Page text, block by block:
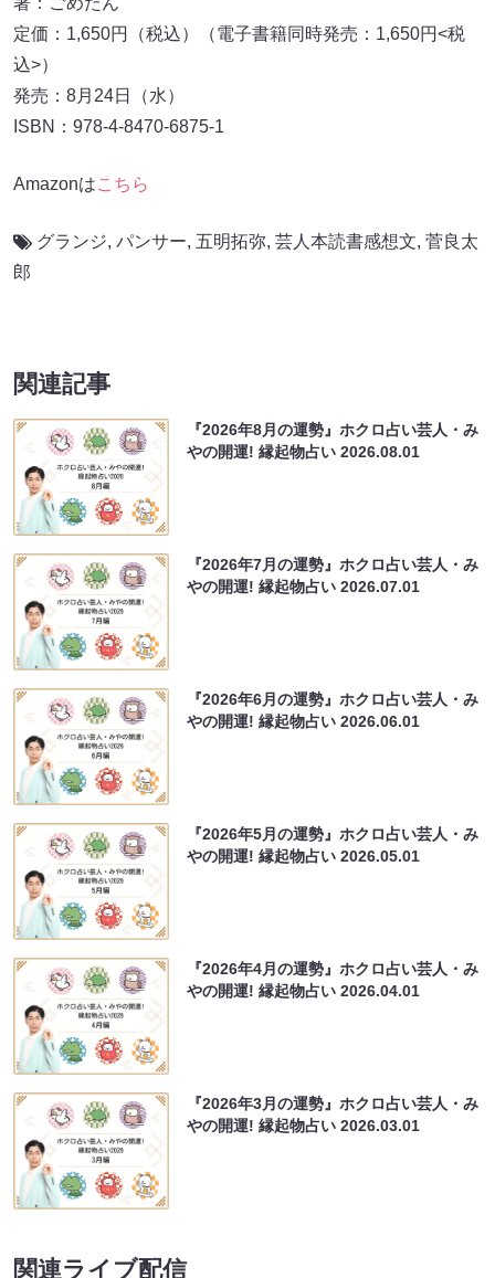
定価：1,650円（税込）（電⼦書籍同時発売：1,650円<税
込>）
発売：8⽉24⽇（水）
ISBN：978-4-8470-6875-1
Amazonはこちら
グランジ, パンサー, 五明拓弥, 芸人本読書感想文, 菅良太
郎
関連記事
『2026年8月の運勢』ホクロ占い芸人・み
やの開運! 縁起物占い2026.08.01
『2026年7月の運勢』ホクロ占い芸人・み
やの開運! 縁起物占い2026.07.01
『2026年6月の運勢』ホクロ占い芸人・み
やの開運! 縁起物占い2026.06.01
『2026年5月の運勢』ホクロ占い芸人・み
やの開運! 縁起物占い2026.05.01
『2026年4月の運勢』ホクロ占い芸人・み
やの開運! 縁起物占い2026.04.01
『2026年3月の運勢』ホクロ占い芸人・み
やの開運! 縁起物占い2026.03.01
関連ライブ配信